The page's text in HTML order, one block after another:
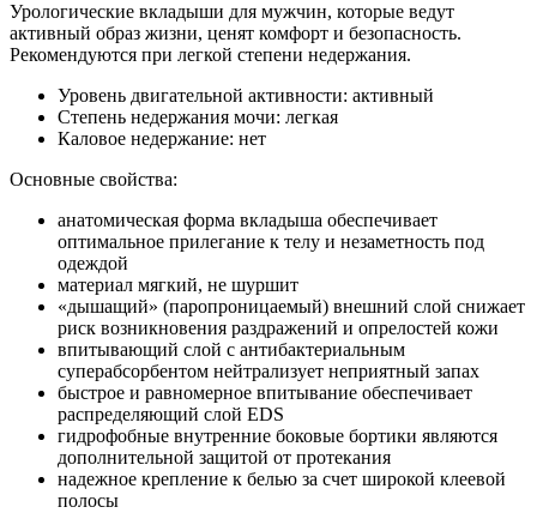
Урологические вкладыши для мужчин, которые ведут
активный образ жизни, ценят комфорт и безопасность.
Рекомендуются при легкой степени недержания.
Уровень двигательной активности: активный
Степень недержания мочи: легкая
Каловое недержание: нет
Основные свойства:
анатомическая форма вкладыша обеспечивает
оптимальное прилегание к телу и незаметность под
одеждой
материал мягкий, не шуршит
«дышащий» (паропроницаемый) внешний слой снижает
риск возникновения раздражений и опрелостей кожи
впитывающий слой с антибактериальным
суперабсорбентом нейтрализует неприятный запах
быстрое и равномерное впитывание обеспечивает
распределяющий слой EDS
гидрофобные внутренние боковые бортики являются
дополнительной защитой от протекания
надежное крепление к белью за счет широкой клеевой
полосы